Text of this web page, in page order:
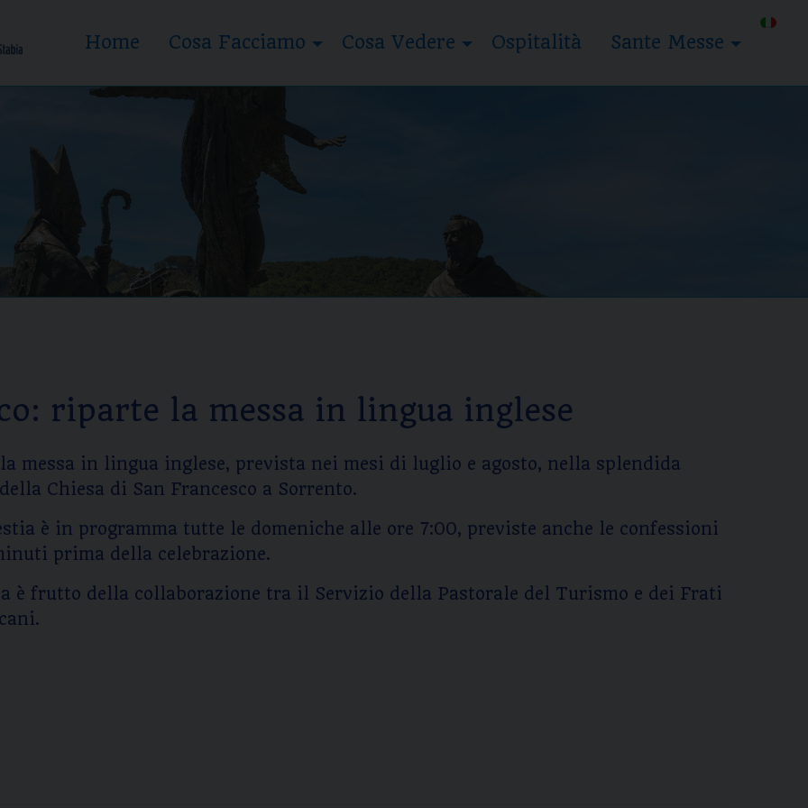
Home Cosa Facciamo Cosa Vedere Ospitalità Sante Messe
riparte la messa in lingua inglese
messa in lingua inglese, prevista nei mesi di luglio e agosto, nella splendida
Chiesa di San Francesco a Sorrento.
è in programma tutte le domeniche alle ore 7:00, previste anche le confessioni
prima della celebrazione.
è frutto della collaborazione tra il Servizio della Pastorale del Turismo e dei Frati